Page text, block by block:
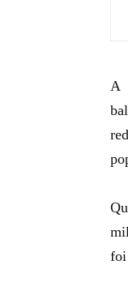
A
foi